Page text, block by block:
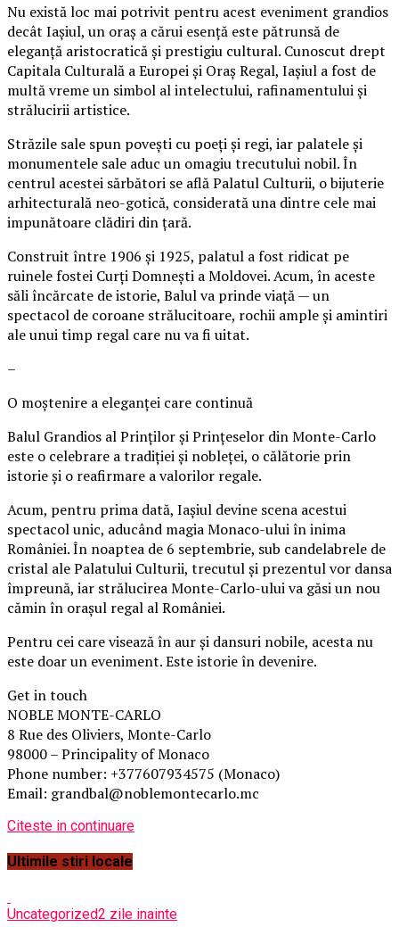
Nu există loc mai potrivit pentru acest eveniment grandios
decât Iașiul, un oraș a cărui esență este pătrunsă de
eleganță aristocratică și prestigiu cultural. Cunoscut drept
Capitala Culturală a Europei și Oraș Regal, Iașiul a fost de
multă vreme un simbol al intelectului, rafinamentului și
strălucirii artistice.
Străzile sale spun povești cu poeți și regi, iar palatele și
monumentele sale aduc un omagiu trecutului nobil. În
centrul acestei sărbători se află Palatul Culturii, o bijuterie
arhitecturală neo-gotică, considerată una dintre cele mai
impunătoare clădiri din țară.
Construit între 1906 și 1925, palatul a fost ridicat pe
ruinele fostei Curți Domnești a Moldovei. Acum, în aceste
săli încărcate de istorie, Balul va prinde viață — un
spectacol de coroane strălucitoare, rochii ample și amintiri
ale unui timp regal care nu va fi uitat.
–
O moștenire a eleganței care continuă
Balul Grandios al Prinților și Prințeselor din Monte-Carlo
este o celebrare a tradiției și nobleței, o călătorie prin
istorie și o reafirmare a valorilor regale.
Acum, pentru prima dată, Iașiul devine scena acestui
spectacol unic, aducând magia Monaco-ului în inima
României. În noaptea de 6 septembrie, sub candelabrele de
cristal ale Palatului Culturii, trecutul și prezentul vor dansa
împreună, iar strălucirea Monte-Carlo-ului va găsi un nou
cămin în orașul regal al României.
Pentru cei care visează în aur și dansuri nobile, acesta nu
este doar un eveniment. Este istorie în devenire.
Get in touch
NOBLE MONTE-CARLO
8 Rue des Oliviers, Monte-Carlo
98000 – Principality of Monaco
Phone number: +377607934575 (Monaco)
Email: grandbal@noblemontecarlo.mc
Citeste in continuare
Ultimile stiri locale
Uncategorized2 zile inainte